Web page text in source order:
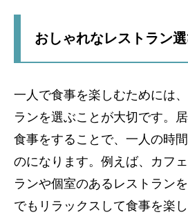
おしゃれなレストラン
一人で食事を楽しむためには
ランを選ぶことが大切です。
食事をすることで、一人の時
のになります。例えば、カフ
ランや個室のあるレストラン
でもリラックスして食事を楽